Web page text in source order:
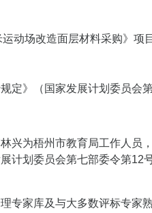
动场改造面层材料采购》
定》（国家发展计划委员会
兴为梧州市教育局工作人
计划委员会第七部委令第
专家库及与大多数评标专